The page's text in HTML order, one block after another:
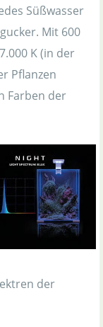
Süßwasser
Mit 600
K (in der
Pflanzen
Farben der
der